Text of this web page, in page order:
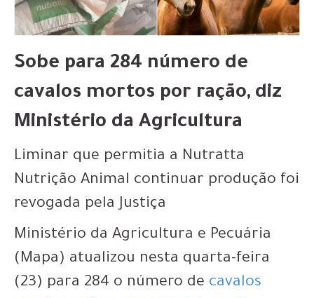
Sobe para 284 número de
cavalos mortos por ração, diz
Ministério da Agricultura
Liminar que permitia a Nutratta
Nutrição Animal continuar produção foi
revogada pela Justiça
Ministério da Agricultura e Pecuária
(Mapa) atualizou nesta quarta-feira
(23) para 284 o número de cavalos